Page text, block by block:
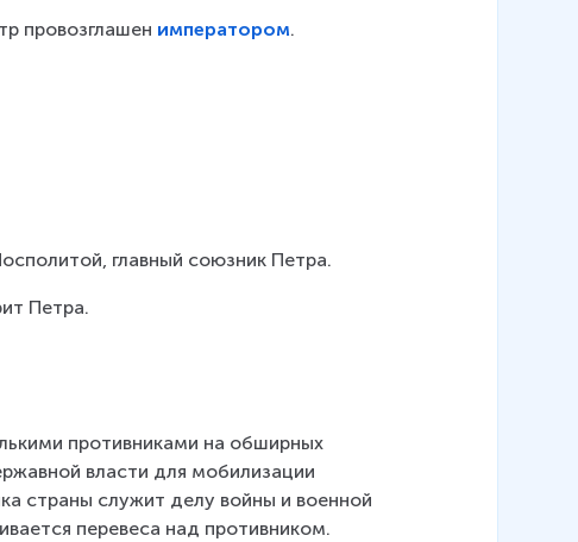
провозглашен императором.
главный союзник Петра.
Петра.
противниками на обширных
власти для мобилизации
страны служит делу войны и военной
перевеса над противником.